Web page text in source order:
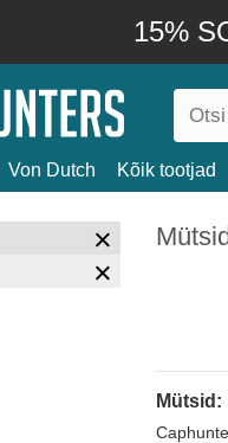
15%
Von Dutch Kõik tootjad
Mütsid: